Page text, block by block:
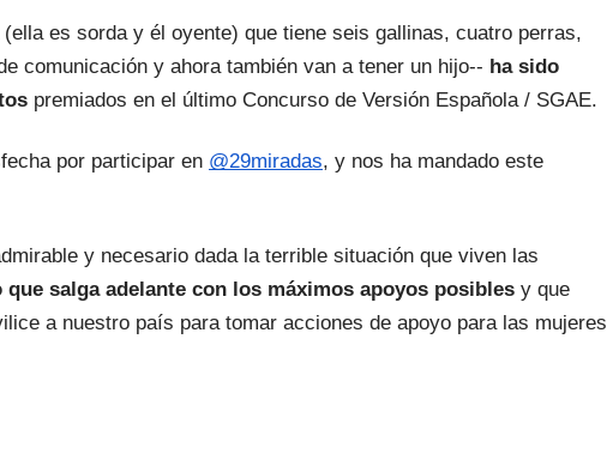
(ella es sorda y él oyente) que tiene seis gallinas, cuatro perras,
comunicación y ahora también van a tener un hijo-- ha sido
premiados en el último Concurso de Versión Española / SGAE.
por participar en @29miradas, y nos ha mandado este
y necesario dada la terrible situación que viven las
que salga adelante con los máximos apoyos posibles y que
a nuestro país para tomar acciones de apoyo para las mujeres